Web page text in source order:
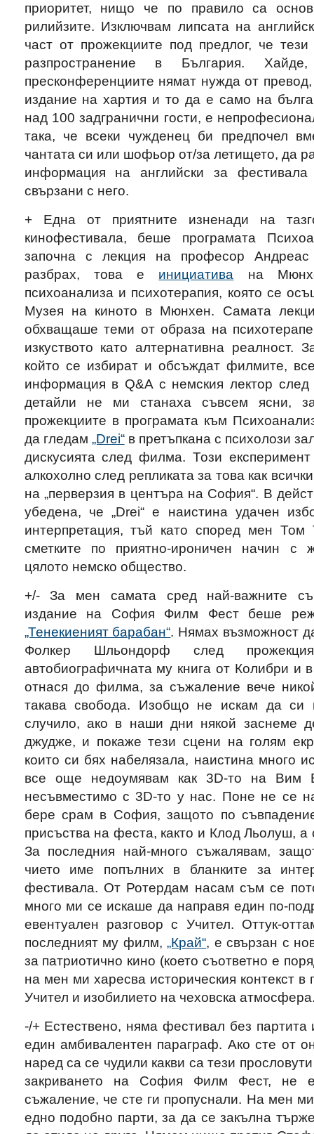
приоритет, нищо че по правило са
рилийзите. Изключвам липсата на
част от прожекциите под предлог, че
разпространение в България.
пресконференциите нямат нужда от
издание на хартия и то да е само на
над 100 задгранични гости, е
така, че всеки чужденец би предпочел
чантата си или шофьор от/за летището, да
информация на английски за
свързани с него.
+ Една от приятните изненади на
кинофестивала, беше програмата
започна с лекция на професор Андреас
разбрах, това е инициатива на
психоанализа и психотерапия, която се
Музея на киното в Мюнхен. Самата
обхващаше теми от образа на
изкуството като алтернативна реалност.
който се избират и обсъждат филмите,
информация в Q&A с немския лектор
детайли не ми станаха съвсем ясни,
прожекциите в програмата към
да гледам „Drei“в претъпкана с психолози
дискусията след филма. Този
алкохолно след репликата за това как
на „перверзия в центъра на София“. В
убедена, че „Drei“ е наистина удачен
интерпретация, тъй като според мен Том
сметките по приятно-ироничен начин с
цялото немско общество.
+/- За мен самата сред най-важните
издание на София Филм Фест беше
„Тенекиеният барабан“. Нямах възможност
Фолкер Шльондорф след
автобиографичната му книга от Колибри и
отнася до филма, за съжаление вече
такава свобода. Изобщо не искам да си
случило, ако в наши дни някой заснеме
джудже, и покаже тези сцени на голям
които си бях набелязала, наистина много
все още недоумявам как 3D-то на Вим
несъвместимо с 3D-то у нас. Поне не се
бере срам в София, защото по
присъства на феста, както и Клод Льолуш,
За последния най-много съжалявам,
чието име попълних в бланките за
фестивала. От Ротердам насам съм се
много ми се искаше да направя един по-
евентуален разговор с Учител. Оттук-
последният му филм,„Край“, е свързан с
за патриотично кино (което съответно е
на мен ми харесва историческия контекст в
Учител и изобилието на чеховска
-/+ Естествено, няма фестивал без
един амбивалентен параграф. Ако сте от
наред са се чудили какви са тези
закриването на София Филм Фест, не
съжаление, че сте ги пропуснали. На мен
едно подобно парти, за да се закълна